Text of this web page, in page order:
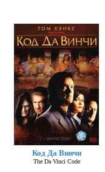
Код Да Винчи
The Da Vinci Code